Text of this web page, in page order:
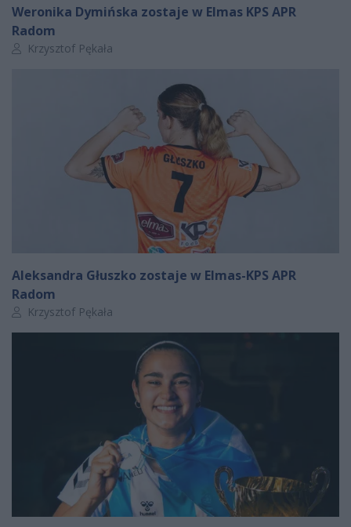
Weronika Dymińska zostaje w Elmas KPS APR
Radom
Autor artykułu:
Krzysztof Pękała
Aleksandra Głuszko zostaje w Elmas-KPS APR
Radom
Autor artykułu:
Krzysztof Pękała